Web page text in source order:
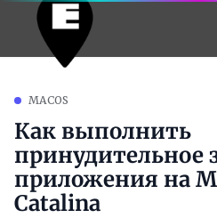
MACOS
Как выполнить
принудительное
приложения на
Catalina